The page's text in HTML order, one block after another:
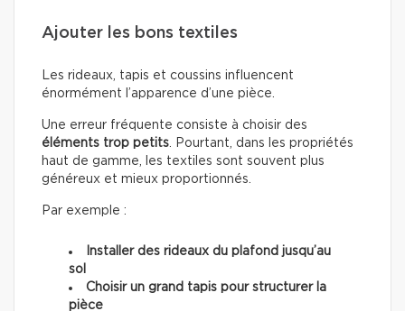
Ajouter les bons textiles
Les rideaux, tapis et coussins influencent
énormément l’apparence d’une pièce.
Une erreur fréquente consiste à choisir des
éléments trop petits. Pourtant, dans les propriétés
haut de gamme, les textiles sont souvent plus
généreux et mieux proportionnés.
Par exemple :
Installer des rideaux du plafond jusqu’au
sol
Choisir un grand tapis pour structurer la
pièce